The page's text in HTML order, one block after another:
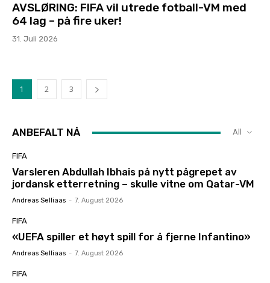
AVSLØRING: FIFA vil utrede fotball-VM med
64 lag – på fire uker!
31. Juli 2026
1 2 3
ANBEFALT NÅ All
FIFA
Varsleren Abdullah Ibhais på nytt pågrepet av
jordansk etterretning – skulle vitne om Qatar-VM
Andreas Selliaas - 7. August 2026
FIFA
«UEFA spiller et høyt spill for å fjerne Infantino»
Andreas Selliaas - 7. August 2026
FIFA